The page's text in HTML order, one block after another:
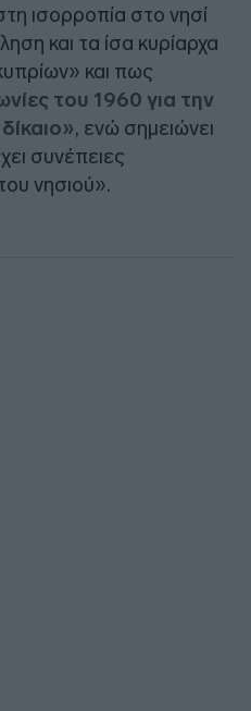
ισορροπία στο νησί
και τα ίσα κυρίαρχα
και πως
του 1960 για την
, ενώ σημειώνει
συνέπειες
νησιού».